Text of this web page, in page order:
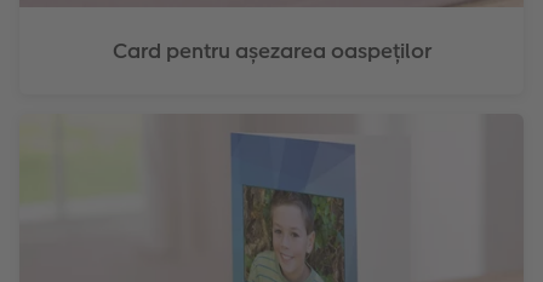
Card pentru așezarea oaspeților